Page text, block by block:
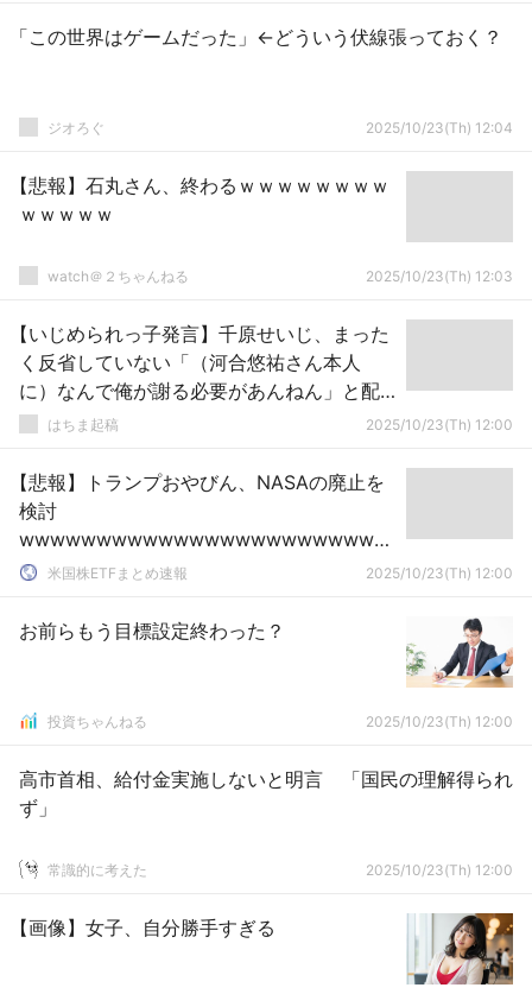
「この世界はゲームだった」←どういう伏線張っておく？
ジオろぐ 2025/10/23(Th) 12:04
【悲報】石丸さん、終わるｗｗｗｗｗｗｗｗ
ｗｗｗｗｗ
watch＠２ちゃんねる 2025/10/23(Th) 12:03
【いじめられっ子発言】千原せいじ、まった
く反省していない「（河合悠祐さん本人
に）なんで俺が謝る必要があんねん」と配
信で発言
はちま起稿 2025/10/23(Th) 12:00
【悲報】トランプおやびん、NASAの廃止を
検討
wwwwwwwwwwwwwwwwwwwwwwww
wwwwwwwwwwwwwwwww
米国株ETFまとめ速報 2025/10/23(Th) 12:00
お前らもう目標設定終わった？
投資ちゃんねる 2025/10/23(Th) 12:00
高市首相、給付金実施しないと明言 「国民の理解得られ
ず」
常識的に考えた 2025/10/23(Th) 12:00
【画像】女子、自分勝手すぎる